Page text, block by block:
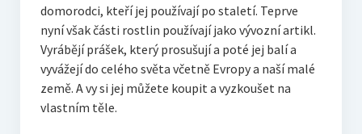
domorodci, kteří jej používají po staletí. Teprve
nyní však části rostlin používají jako vývozní artikl.
Vyrábějí prášek, který prosušují a poté jej balí a
vyvážejí do celého světa včetně Evropy a naší malé
země. A vy si jej můžete koupit a vyzkoušet na
vlastním těle.